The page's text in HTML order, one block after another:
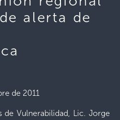
alerta de
de 2011
de Vulnerabilidad, Lic. Jorge